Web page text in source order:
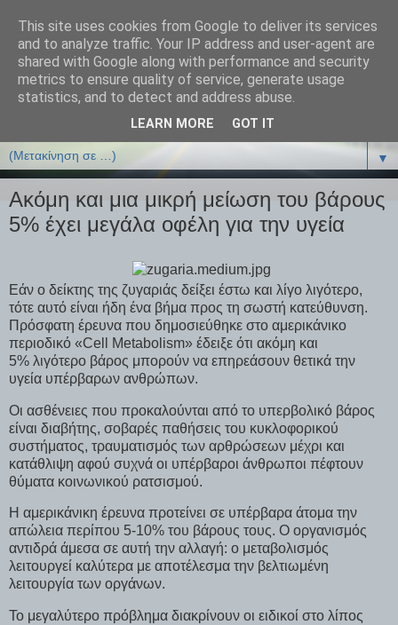
ΒΙΟΛΟΓΙΑonline.gr
Online Μαθήματα Βιολογίας
▼
Ακόμη και μια μικρή μείωση του βάρους
5% έχει μεγάλα οφέλη για την υγεία
Εάν ο δείκτης της ζυγαριάς δείξει έστω και λίγο λιγότερο,
τότε αυτό είναι ήδη ένα βήμα προς τη σωστή κατεύθυνση.
Πρόσφατη έρευνα που δημοσιεύθηκε στο αμερικάνικο
περιοδικό «Cell Metabolism» έδειξε ότι ακόμη και
5% λιγότερο βάρος μπορούν να επηρεάσουν θετικά την
υγεία υπέρβαρων ανθρώπων.
Οι ασθένειες που προκαλούνται από το υπερβολικό βάρος
είναι διαβήτης, σοβαρές παθήσεις του κυκλοφορικού
συστήματος, τραυματισμός των αρθρώσεων μέχρι και
κατάθλιψη αφού συχνά οι υπέρβαροι άνθρωποι πέφτουν
θύματα κοινωνικού ρατσισμού.
Η αμερικάνικη έρευνα προτείνει σε υπέρβαρα άτομα την
απώλεια περίπου 5-10% του βάρους τους. Ο οργανισμός
αντιδρά άμεσα σε αυτή την αλλαγή: ο μεταβολισμός
λειτουργεί καλύτερα με αποτέλεσμα την βελτιωμένη
λειτουργία των οργάνων.
Το μεγαλύτερο πρόβλημα διακρίνουν οι ειδικοί στο λίπος
This site uses cookies from Google to deliver its services
and to analyze traffic. Your IP address and user-agent are
shared with Google along with performance and security
metrics to ensure quality of service, generate usage
statistics, and to detect and address abuse.
LEARN MORE GOT IT